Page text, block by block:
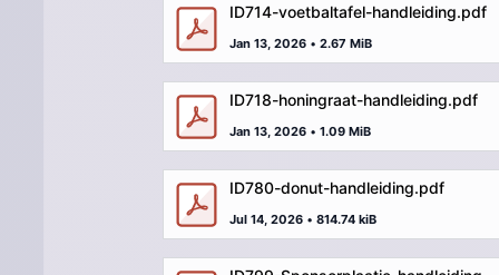
ID714-voetbaltafel-handleiding.pdf
Jan 13, 2026 • 2.67 MiB
ID718-honingraat-handleiding.pdf
Jan 13, 2026 • 1.09 MiB
ID780-donut-handleiding.pdf
Jul 14, 2026 • 814.74 kiB